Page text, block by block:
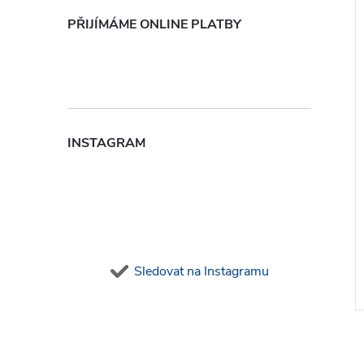
PŘIJÍMÁME ONLINE PLATBY
INSTAGRAM
Sledovat na Instagramu